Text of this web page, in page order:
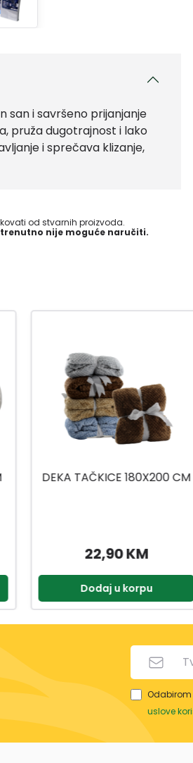
san i savršeno prijanjanje
pruža dugotrajnost i lako
i sprečava klizanje,
od stvarnih proizvoda.
nije moguće naručiti.
POSTELJINA
37,90 KM
Dodaj u korpu
uslove